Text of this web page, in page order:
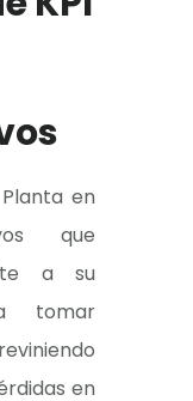
en
que
a su
tomar
en